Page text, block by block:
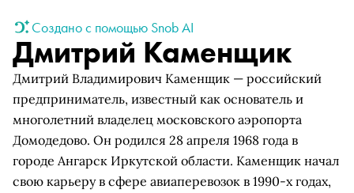
Создано с помощью Snob AI
Дмитрий Каменщик
Дмитрий Владимирович Каменщик — российский
предприниматель, известный как основатель и
многолетний владелец московского аэропорта
Домодедово. Он родился 28 апреля 1968 года в
городе Ангарск Иркутской области. Каменщик начал
свою карьеру в сфере авиаперевозок в 1990-х годах,